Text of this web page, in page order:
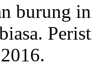
burung